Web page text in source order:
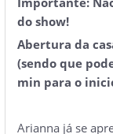
do show!
Abertura da
(sendo que
min para o
Arianna já se